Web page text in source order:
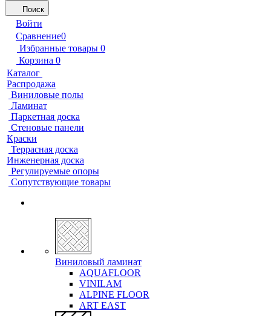
Поиск
Войти
Сравнение0
Избранные товары 0
Корзина 0
Каталог
Распродажа
Виниловые полы
Ламинат
Паркетная доска
Стеновые панели
Краски
Террасная доска
Инженерная доска
Регулируемые опоры
Сопутствующие товары
Виниловый ламинат
AQUAFLOOR
VINILAM
ALPINE FLOOR
ART EAST